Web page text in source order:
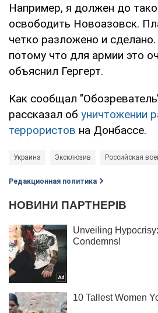
Например, я должен до
освободить Новоазовск.
четко разложено и
потому что для армии это
объяснил Гергерт.
Как сообщал
рассказал об уничтожении
террористов на Донбассе.
Украина Эксклюзив Российская
Редакционная политика